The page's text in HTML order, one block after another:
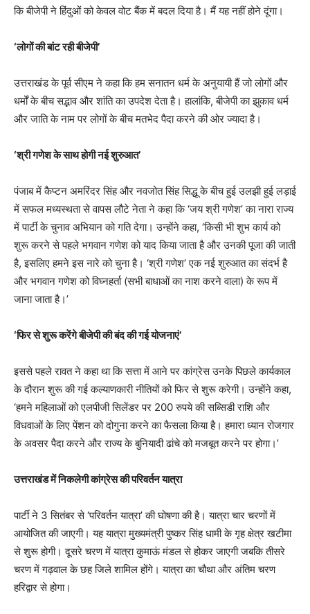
कि बीजेपी ने हिंदुओं को केवल वोट बैंक में बदल दिया है। मैं यह नहीं होने दूंगा।
‘लोगों की बांट रही बीजेपी’
उत्तराखंड के पूर्व सीएम ने कहा कि हम सनातन धर्म के अनुयायी हैं जो लोगों और
धर्मों के बीच सद्भाव और शांति का उपदेश देता है। हालांकि, बीजेपी का झुकाव धर्म
और जाति के नाम पर लोगों के बीच मतभेद पैदा करने की ओर ज्यादा है।
‘श्री गणेश के साथ होगी नई शुरुआत’
पंजाब में कैप्टन अमरिंदर सिंह और नवजोत सिंह सिद्धू के बीच हुई उलझी हुई लड़ाई
में सफल मध्यस्थता से वापस लौटे नेता ने कहा कि ‘जय श्री गणेश’ का नारा राज्य
में पार्टी के चुनाव अभियान को गति देगा। उन्होंने कहा, ‘किसी भी शुभ कार्य को
शुरू करने से पहले भगवान गणेश को याद किया जाता है और उनकी पूजा की जाती
है, इसलिए हमने इस नारे को चुना है। ‘श्री गणेश’ एक नई शुरुआत का संदर्भ है
और भगवान गणेश को विघ्नहर्ता (सभी बाधाओं का नाश करने वाला) के रूप में
जाना जाता है।’
‘फिर से शुरू करेंगे बीजेपी की बंद की गई योजनाएं’
इससे पहले रावत ने कहा था कि सत्ता में आने पर कांग्रेस उनके पिछले कार्यकाल
के दौरान शुरू की गई कल्याणकारी नीतियों को फिर से शुरू करेगी। उन्होंने कहा,
‘हमने महिलाओं को एलपीजी सिलेंडर पर 200 रुपये की सब्सिडी राशि और
विधवाओं के लिए पेंशन को दोगुना करने का फैसला किया है। हमारा ध्यान रोजगार
के अवसर पैदा करने और राज्य के बुनियादी ढांचे को मजबूत करने पर होगा।’
उत्तराखंड में निकलेगी कांग्रेस की परिवर्तन यात्रा
पार्टी ने 3 सितंबर से ‘परिवर्तन यात्रा’ की घोषणा की है। यात्रा चार चरणों में
आयोजित की जाएगी। यह यात्रा मुख्यमंत्री पुष्कर सिंह धामी के गृह क्षेत्र खटीमा
से शुरू होगी। दूसरे चरण में यात्रा कुमाऊं मंडल से होकर जाएगी जबकि तीसरे
चरण में गढ़वाल के छह जिले शामिल होंगे। यात्रा का चौथा और अंतिम चरण
हरिद्वार से होगा।